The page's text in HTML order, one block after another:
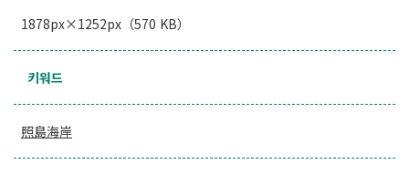
1878px×1252px（570 KB）
키워드
照島海岸